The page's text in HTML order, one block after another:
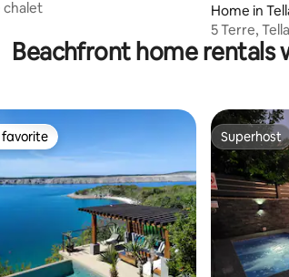
chalet
Home in
5 Terre,
Beachfront home rentals
161 reviews
favorite Superhost
Superhost